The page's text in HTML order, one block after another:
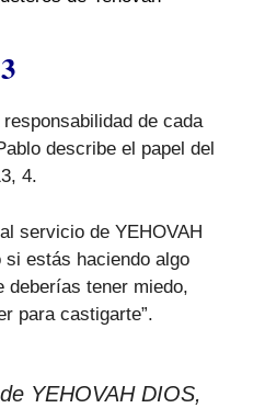
de cada
describe el papel del
4.
servicio de YEHOVAH
estás haciendo algo
deberías tener miedo,
para castigarte”.
YEHOVAH DIOS,